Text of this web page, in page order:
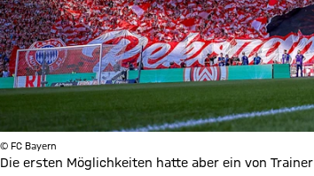
© FC Bayern
Die ersten Möglichkeiten hatte aber ein von